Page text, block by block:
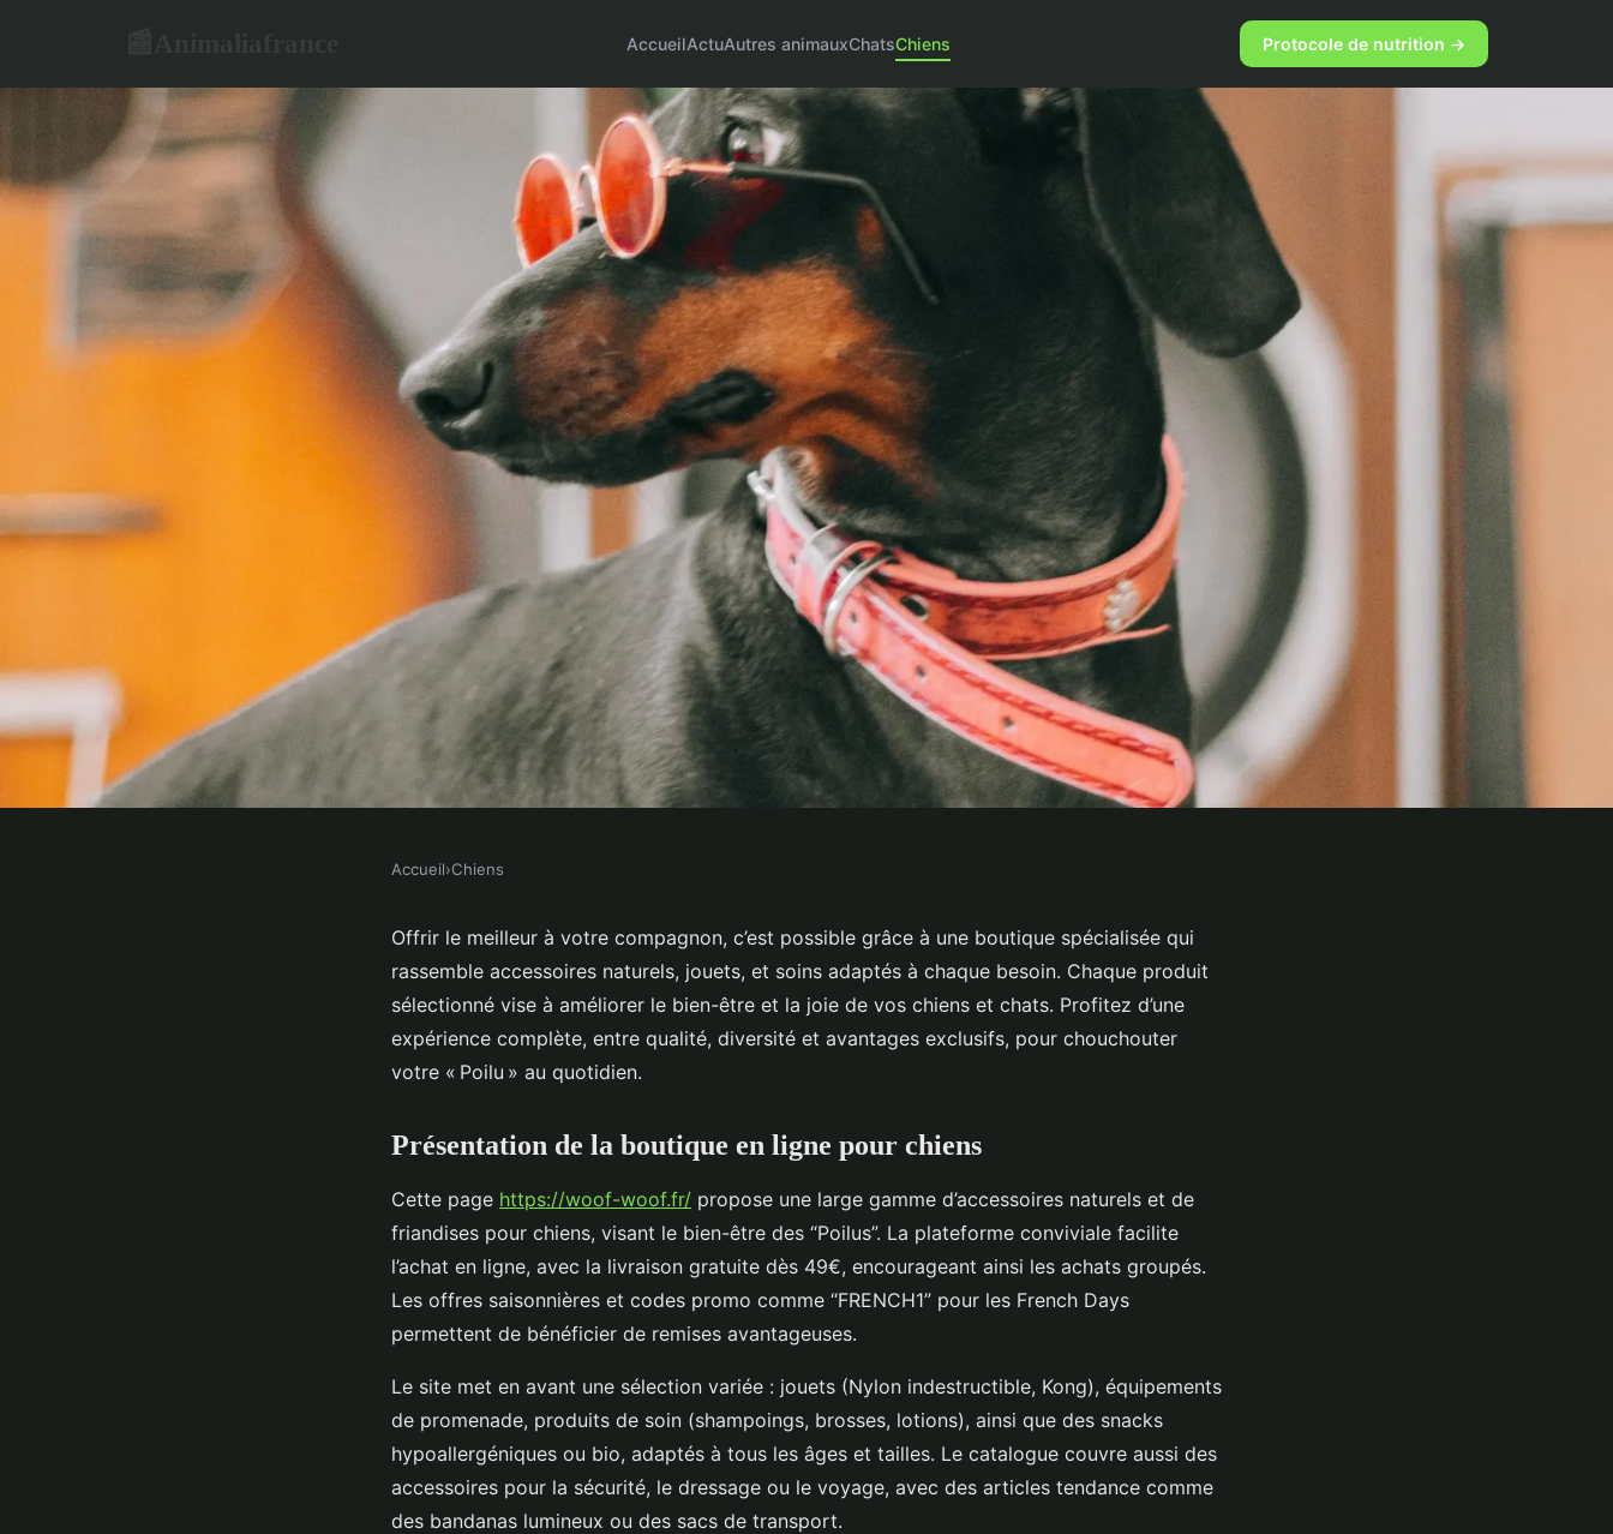
AccueilActuAutres animauxChatsChiens Protocole de nutrition →
Boutique chiens : tout pour chouchouter
votre compagnon
Accueil›Chiens
Offrir le meilleur à votre compagnon, c’est possible grâce à une boutique spécialisée qui
rassemble accessoires naturels, jouets, et soins adaptés à chaque besoin. Chaque produit
sélectionné vise à améliorer le bien-être et la joie de vos chiens et chats. Profitez d’une
expérience complète, entre qualité, diversité et avantages exclusifs, pour chouchouter
votre « Poilu » au quotidien.
Présentation de la boutique en ligne pour chiens
Cette page https://woof-woof.fr/ propose une large gamme d’accessoires naturels et de
friandises pour chiens, visant le bien-être des “Poilus”. La plateforme conviviale facilite
l’achat en ligne, avec la livraison gratuite dès 49€, encourageant ainsi les achats groupés.
Les offres saisonnières et codes promo comme “FRENCH1” pour les French Days
permettent de bénéficier de remises avantageuses.
Le site met en avant une sélection variée : jouets (Nylon indestructible, Kong), équipements
de promenade, produits de soin (shampoings, brosses, lotions), ainsi que des snacks
hypoallergéniques ou bio, adaptés à tous les âges et tailles. Le catalogue couvre aussi des
accessoires pour la sécurité, le dressage ou le voyage, avec des articles tendance comme
des bandanas lumineux ou des sacs de transport.